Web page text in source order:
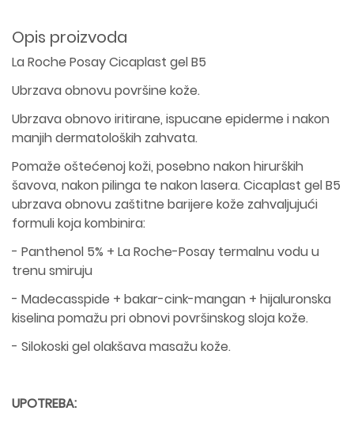
Opis proizvoda
La Roche Posay Cicaplast gel B5
Ubrzava obnovu površine kože.
Ubrzava obnovo iritirane, ispucane epiderme i nakon
manjih dermatoloških zahvata.
Pomaže oštećenoj koži, posebno nakon hirurških
šavova, nakon pilinga te nakon lasera. Cicaplast gel B5
ubrzava obnovu zaštitne barijere kože zahvaljujući
formuli koja kombinira:
- Panthenol 5% + La Roche-Posay termalnu vodu u
trenu smiruju
- Madecasspide + bakar-cink-mangan + hijaluronska
kiselina pomažu pri obnovi površinskog sloja kože.
- Silokoski gel olakšava masažu kože.
UPOTREBA: